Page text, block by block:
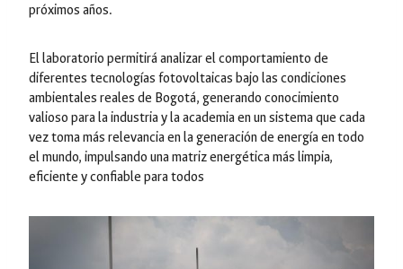
próximos años.
El laboratorio permitirá analizar el comportamiento de
diferentes tecnologías fotovoltaicas bajo las condiciones
ambientales reales de Bogotá, generando conocimiento
valioso para la industria y la academia en un sistema que cada
vez toma más relevancia en la generación de energía en todo
el mundo, impulsando una matriz energética más limpia,
eficiente y confiable para todos